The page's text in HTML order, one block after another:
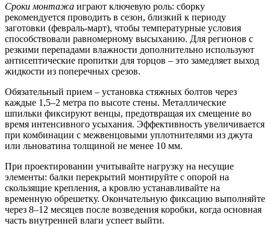
Сроки монтажа играют ключевую роль: сборку
рекомендуется проводить в сезон, близкий к периоду
заготовки (февраль-март), чтобы температурные условия
способствовали равномерному высыханию. Для регионов с
резкими перепадами влажности дополнительно используют
антисептические пропитки для торцов – это замедляет выход
жидкости из поперечных срезов.
Обязательный прием – установка стяжных болтов через
каждые 1,5–2 метра по высоте стены. Металлические
шпильки фиксируют венцы, предотвращая их смещение во
время интенсивного усыхания. Эффективность увеличивается
при комбинации с межвенцовыми уплотнителями из джута
или льноватина толщиной не менее 10 мм.
При проектировании учитывайте нагрузку на несущие
элементы: балки перекрытий монтируйте с опорой на
скользящие крепления, а кровлю устанавливайте на
временную обрешетку. Окончательную фиксацию выполняйте
через 8–12 месяцев после возведения коробки, когда основная
часть внутренней влаги успеет выйти.